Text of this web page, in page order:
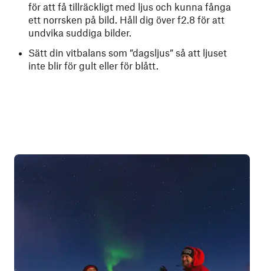
för att få tillräckligt med ljus och kunna fånga
ett norrsken på bild. Håll dig över f2.8 för att
undvika suddiga bilder.
Sätt din vitbalans som ”dagsljus” så att ljuset
inte blir för gult eller för blått.